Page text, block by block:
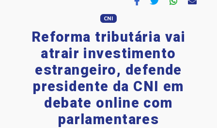
CNI
Reforma tributária vai
atrair investimento
estrangeiro, defende
presidente da CNI em
debate online com
parlamentares